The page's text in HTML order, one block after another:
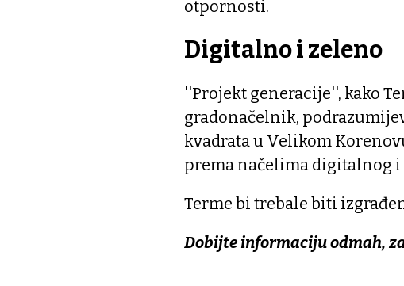
otpornosti.
Digitalno i zeleno
''Projekt generacije'', kako
gradonačelnik,
kvadrata u Velikom
prema načelima digitalnog i
Terme bi trebale biti
Dobijte informaciju odmah,